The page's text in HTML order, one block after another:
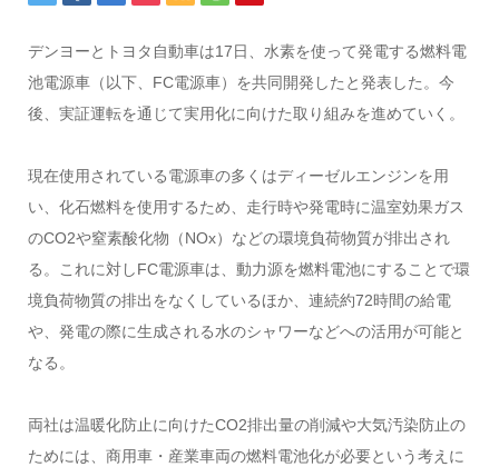
デンヨーとトヨタ自動車は17日、水素を使って発電する燃料電
池電源車（以下、FC電源車）を共同開発したと発表した。今
後、実証運転を通じて実用化に向けた取り組みを進めていく。
現在使用されている電源車の多くはディーゼルエンジンを用
い、化石燃料を使用するため、走行時や発電時に温室効果ガス
のCO2や窒素酸化物（NOx）などの環境負荷物質が排出され
る。これに対しFC電源車は、動力源を燃料電池にすることで環
境負荷物質の排出をなくしているほか、連続約72時間の給電
や、発電の際に生成される水のシャワーなどへの活用が可能と
なる。
両社は温暖化防止に向けたCO2排出量の削減や大気汚染防止の
ためには、商用車・産業車両の燃料電池化が必要という考えに